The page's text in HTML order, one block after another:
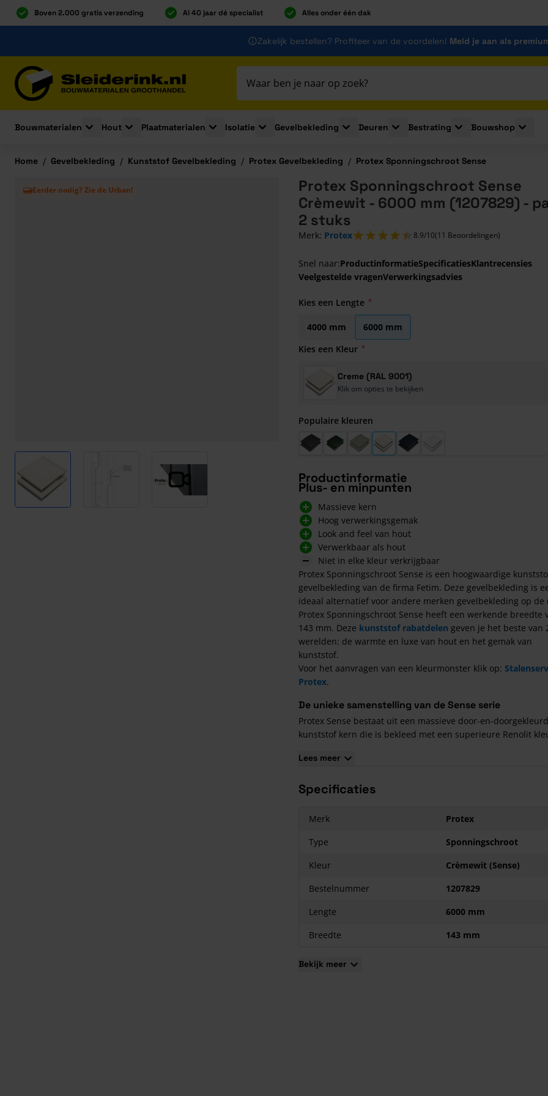
Boven 2.000 gratis verzending Al 40 jaar dé specialist Alles onder één dak
Zakelijk bestellen? Profiteer van de voordelen! Meld je aan als
Bouwmaterialen
Toggle submenu for Bouwmaterialen
Hout
Toggle submenu for Hout
Plaatmaterialen
Toggle submenu for Plaatmaterialen
Isolatie
Toggle submenu for Isolatie
Gevelbekleding
Toggle submenu for Gevelbekleding
Deuren
Toggle submenu for Deuren
Bestrating
Toggle submenu for
Bouwshop
Home / Gevelbekleding / Kunststof Gevelbekleding / Protex Gevelbekleding / Protex Sponningschroot Sense
Eerder nodig? Zie de Urban!
Protex Sponningschroot Sense
Crèmewit - 6000 mm (1207829) -
2 stuks
Merk: Protex 8.9/10(11 Beoordelingen)
Snel naar:ProductinformatieSpecificatiesKlantrecensies
Veelgestelde vragenVerwerkingsadvies
Kies een Lengte
4000 mm
6000 mm
Kies een Kleur
Creme (RAL 9001)
Klik om opties te bekijken
Populaire kleuren
Antraciet (RAL 7016)
Mosgroen (RAL 6005)
Kiezelgrijs (RAL 7032)
Creme (RAL 9001)
Staalblauw (RAL 5011)
Wit (RAL 9016)
Productinformatie
Plus- en minpunten
Massieve kern
Hoog verwerkingsgemak
Look and feel van hout
Verwerkbaar als hout
Niet in elke kleur verkrijgbaar
Protex Sponningschroot Sense is een hoogwaardige
gevelbekleding van de firma Fetim. Deze gevelbekleding is
ideaal alternatief voor andere merken gevelbekleding op de
Protex Sponningschroot Sense heeft een werkende breedte
143 mm. Deze kunststof rabatdelen geven je het beste van
werelden: de warmte en luxe van hout en het gemak van
kunststof.
Voor het aanvragen van een kleurmonster klik op:
Protex.
De unieke samenstelling van de Sense serie
Protex Sense bestaat uit een massieve door-en-
kunststof kern die is bekleed met een superieure Renolit
samenstelling zijn deze
superieure toplaag op deze gevelbekleding is schilderen van
Voordelen van Protex Sponningschroot Sense
Nooit meer schilderen
Look & feel van hout
Altijd maatvast
makkelijke montage
Milieuvriendelijk
CE en KOMO certificatie
Lees meer
Specificaties
Merk
Protex
Type
Sponningschroot
Kleur
Crèmewit (Sense)
Bestelnummer
1207829
Lengte
6000 mm
Breedte
143 mm
Bekijk meer